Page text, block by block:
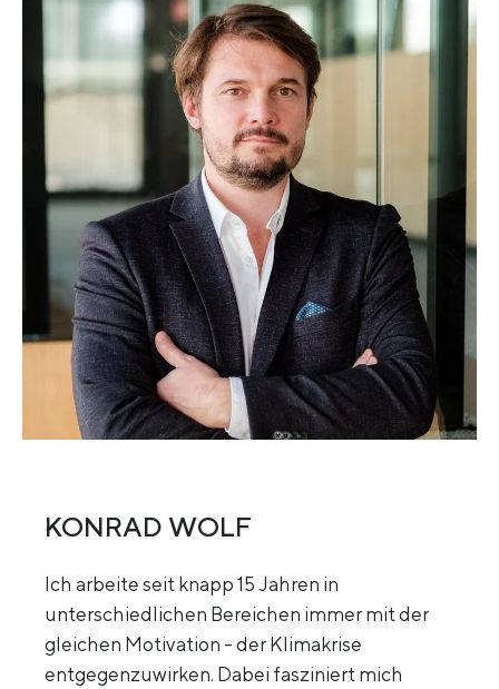
KONRAD WOLF
Ich arbeite seit knapp 15 Jahren in
unterschiedlichen Bereichen immer mit der
gleichen Motivation - der Klimakrise
entgegenzuwirken. Dabei fasziniert mich